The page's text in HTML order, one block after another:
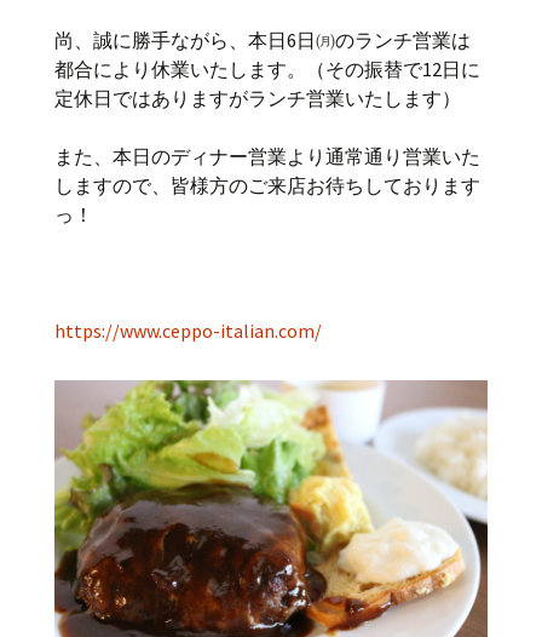
尚、誠に勝手ながら、本日6日㈪のランチ営業は
都合により休業いたします。（その振替で12日に
定休日ではありますがランチ営業いたします）
また、本日のディナー営業より通常通り営業いた
しますので、皆様方のご来店お待ちしております
っ！
https://www.ceppo-italian.com/